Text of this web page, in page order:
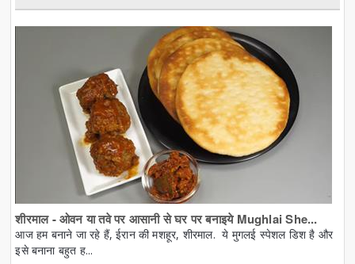
शीरमाल - ओवन या तवे पर आसानी से घर पर बनाइये Mughlai She...
आज हम बनाने जा रहे हैं, ईरान की मशहूर, शीरमाल. ये मुगलई स्पेशल डिश है और
इसे बनाना बहुत ह...